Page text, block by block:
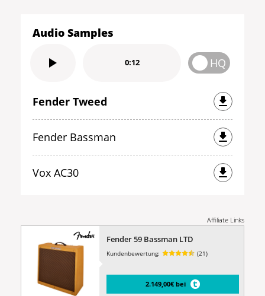
Audio Samples
0:12 HQ
Fender Tweed
Fender Bassman
Vox AC30
Affiliate Links
Fender 59 Bassman LTD
Kundenbewertung: (21)
2.149,00€ bei